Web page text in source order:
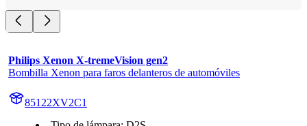
Philips Xenon X-tremeVision gen2
Bombilla Xenon para faros delanteros de automóviles
85122XV2C1